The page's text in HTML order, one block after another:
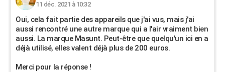
11 déc. 2021 à 10:32
Oui, cela fait partie des appareils que j'ai vus, mais j'ai
aussi rencontré une autre marque qui a l'air vraiment bien
aussi. La marque Masunt. Peut-être que quelqu'un ici en a
déjà utilisé, elles valent déjà plus de 200 euros.
Merci pour la réponse !